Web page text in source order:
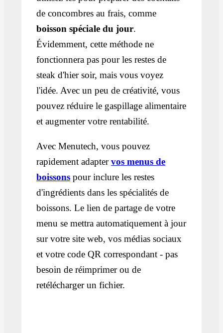
de concombres au frais, comme
boisson spéciale du jour.
Évidemment, cette méthode ne
fonctionnera pas pour les restes de
steak d'hier soir, mais vous voyez
l'idée. Avec un peu de créativité, vous
pouvez réduire le gaspillage alimentaire
et augmenter votre rentabilité.
Avec Menutech, vous pouvez
rapidement adaptervos menus de
boissons pour inclure les restes
d'ingrédients dans les spécialités de
boissons. Le lien de partage de votre
menu se mettra automatiquement à jour
sur votre site web, vos médias sociaux
et votre code QR correspondant - pas
besoin de réimprimer ou de
retélécharger un fichier.